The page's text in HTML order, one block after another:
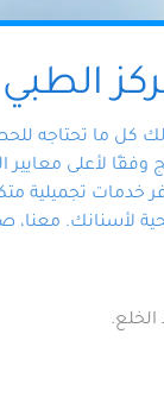
لك كل ما تحتاجه
لأعلى معايير
تجميلية
معنا،
الخلع.